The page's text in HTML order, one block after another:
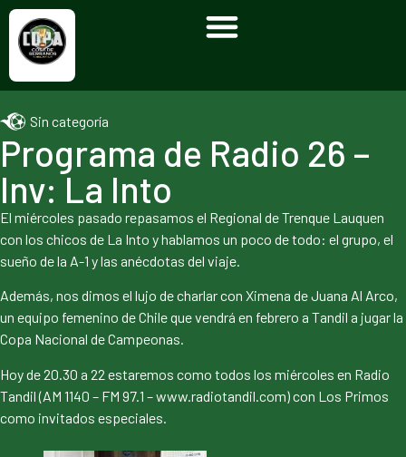
Sin categoría
Programa de Radio 26 –
Inv: La Into
El miércoles pasado repasamos el Regional de Trenque Lauquen
con los chicos de La Into y hablamos un poco de todo: el grupo, el
sueño de la A-1 y las anécdotas del viaje.
Además, nos dimos el lujo de charlar con Ximena de Juana Al Arco,
un equipo femenino de Chile que vendrá en febrero a Tandil a jugar la
Copa Nacional de Campeonas.
Hoy de 20.30 a 22 estaremos como todos los miércoles en Radio
Tandil (AM 1140 – FM 97.1 – www.radiotandil.com) con Los Primos
como invitados especiales.